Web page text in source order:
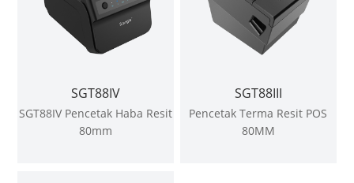
SGT88IV
SGT88IV Pencetak Haba Resit
80mm
SGT88III
Pencetak Terma Resit POS
80MM